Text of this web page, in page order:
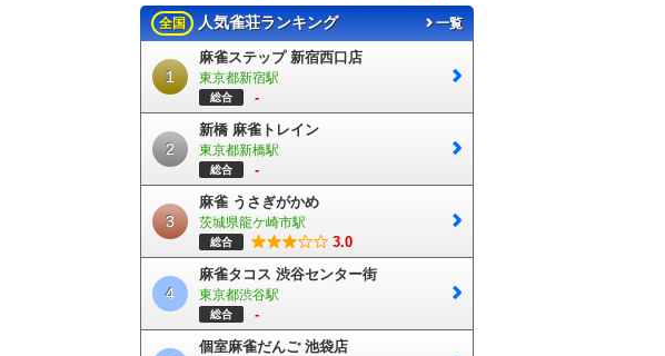
全国 人気雀荘ランキング 一覧
1
麻雀ステップ 新宿西口店
東京都新宿駅
総合 -
2
新橋 麻雀トレイン
東京都新橋駅
総合 -
3
麻雀 うさぎがかめ
茨城県龍ケ崎市駅
総合 3.0
4
麻雀タコス 渋谷センター街
東京都渋谷駅
総合 -
個室麻雀だんご 池袋店